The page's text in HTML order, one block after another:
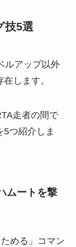
技5選
ルアップ以外
します。
走者の間で
つ紹介しま
ムートを撃
める」コマン